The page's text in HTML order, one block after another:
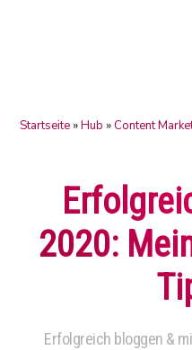
Startseite »Hub » Content
2020:
Erfolgreich bloggen &